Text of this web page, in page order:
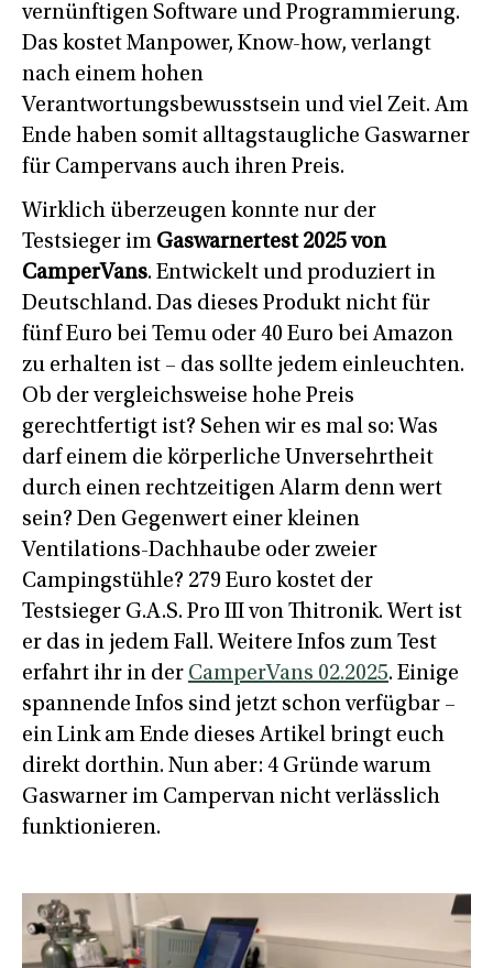
vernünftigen Software und Programmierung.
Das kostet Manpower, Know-how, verlangt
nach einem hohen
Verantwortungsbewusstsein und viel Zeit. Am
Ende haben somit alltagstaugliche Gaswarner
für Campervans auch ihren Preis.
Wirklich überzeugen konnte nur der
Testsieger im Gaswarnertest 2025 von
CamperVans. Entwickelt und produziert in
Deutschland. Das dieses Produkt nicht für
fünf Euro bei Temu oder 40 Euro bei Amazon
zu erhalten ist – das sollte jedem einleuchten.
Ob der vergleichsweise hohe Preis
gerechtfertigt ist? Sehen wir es mal so: Was
darf einem die körperliche Unversehrtheit
durch einen rechtzeitigen Alarm denn wert
sein? Den Gegenwert einer kleinen
Ventilations-Dachhaube oder zweier
Campingstühle? 279 Euro kostet der
Testsieger G.A.S. Pro III von Thitronik. Wert ist
er das in jedem Fall. Weitere Infos zum Test
erfahrt ihr in der CamperVans 02.2025. Einige
spannende Infos sind jetzt schon verfügbar –
ein Link am Ende dieses Artikel bringt euch
direkt dorthin. Nun aber: 4 Gründe warum
Gaswarner im Campervan nicht verlässlich
funktionieren.